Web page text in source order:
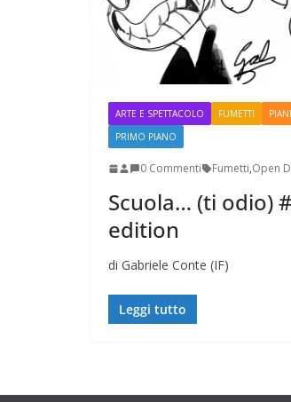
ARTE E SPETTACOLO FUMETTI
PRIMO PIANO
0 Commenti Fumetti,Open
Scuola… (ti odio)
edition
di Gabriele Conte (IF)
Leggi tutto